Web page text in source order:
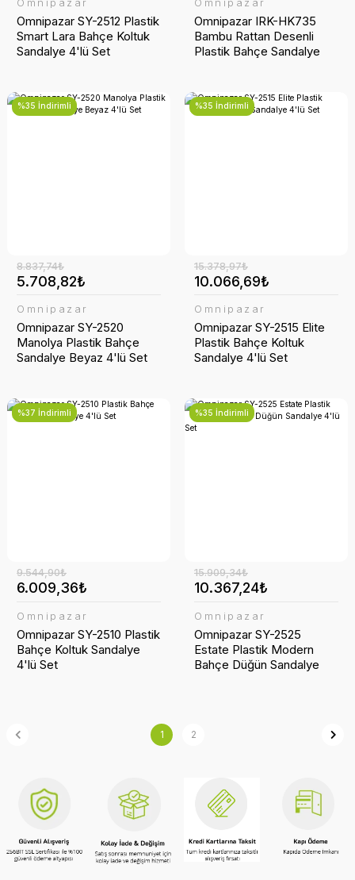
Omnipazar
Omnipazar SY-2512 Plastik
Smart Lara Bahçe Koltuk
Sandalye 4'lü Set
Omnipazar
Omnipazar IRK-HK735
Bambu Rattan Desenli
Plastik Bahçe Sandalye
%35 İndirimli
5.708,82₺
8.837,74₺
Omnipazar
Omnipazar SY-2520
Manolya Plastik Bahçe
Sandalye Beyaz 4'lü Set
%35 İndirimli
10.066,69₺
15.378,97₺
Omnipazar
Omnipazar SY-2515 Elite
Plastik Bahçe Koltuk
Sandalye 4'lü Set
%37 İndirimli
6.009,36₺
9.544,90₺
Omnipazar
Omnipazar SY-2510 Plastik
Bahçe Koltuk Sandalye
4'lü Set
%35 İndirimli
10.367,24₺
15.909,34₺
Omnipazar
Omnipazar SY-2525
Estate Plastik Modern
Bahçe Düğün Sandalye
1 2